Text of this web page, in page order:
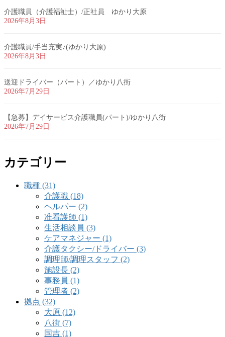
介護職員（介護福祉士）/正社員 ゆかり大原
2026年8月3日
介護職員/手当充実♪(ゆかり大原)
2026年8月3日
送迎ドライバー（パート）／ゆかり八街
2026年7月29日
【急募】デイサービス介護職員(パート)/ゆかり八街
2026年7月29日
カテゴリー
職種 (31)
介護職 (18)
ヘルパー (2)
准看護師 (1)
生活相談員 (3)
ケアマネジャー (1)
介護タクシー/ドライバー (3)
調理師/調理スタッフ (2)
施設長 (2)
事務員 (1)
管理者 (2)
拠点 (32)
大原 (12)
八街 (7)
国吉 (1)